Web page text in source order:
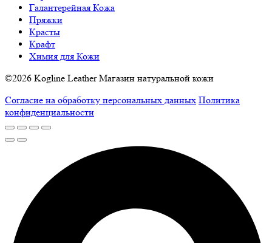
Галантерейная Кожа
Пряжки
Красты
Крафт
Химия для Кожи
©2026 Kogline Leather Магазин натуральной кожи
Согласие на обработку персональных данных Политика
конфиденциальности